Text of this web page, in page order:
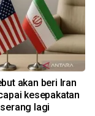
akan beri Iran
kesepakatan
lagi